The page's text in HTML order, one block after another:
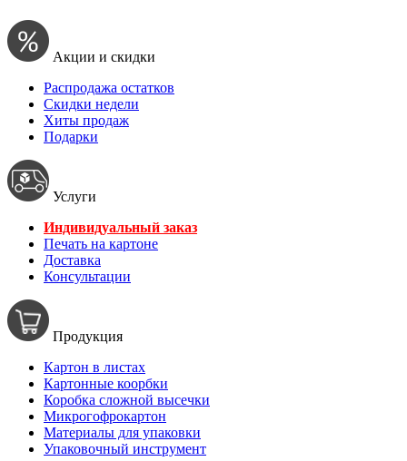
Акции и скидки
Распродажа остатков
Скидки недели
Хиты продаж
Подарки
Услуги
Индивидуальный заказ
Печать на картоне
Доставка
Консультации
Продукция
Картон в листах
Картонные коорбки
Коробка сложной высечки
Микрогофрокартон
Материалы для упаковки
Упаковочный инструмент